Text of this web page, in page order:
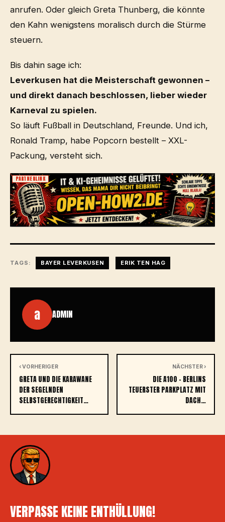
anrufen. Oder gleich Greta Thunberg, die könnte
den Kahn wenigstens moralisch durch die Stürme
steuern.
Bis dahin sage ich:
Leverkusen hat die Meisterschaft gewonnen –
und direkt danach beschlossen, lieber wieder
Karneval zu spielen.
So läuft Fußball in Deutschland, Freunde. Und ich,
Ronald Tramp, habe Popcorn bestellt – XXL-
Packung, versteht sich.
PARTNERLINK
TAGS: BAYER LEVERKUSEN ERIK TEN HAG
a ADMIN
‹ VORHERIGER
GRETA UND DIE KARAWANE
DER SEGELNDEN
SELBSTGERECHTIGKEIT…
NÄCHSTER ›
DIE A100 – BERLINS
TEUERSTER PARKPLATZ MIT
DACH…
VERPASSE KEINE ENTHÜLLUNG!